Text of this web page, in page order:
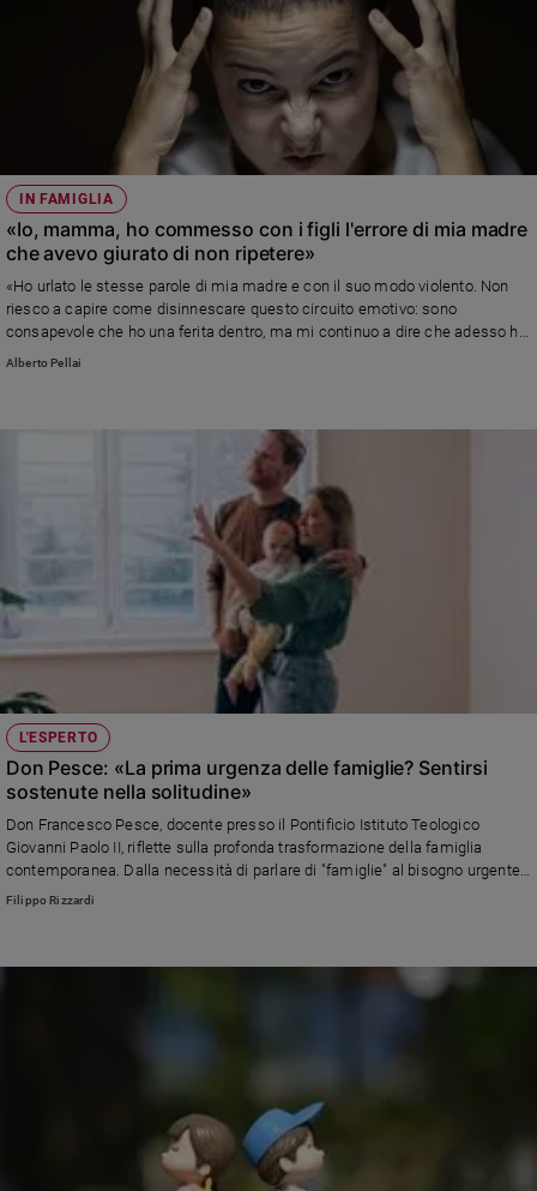
IN FAMIGLIA
«Io, mamma, ho commesso con i figli l'errore di mia madre
che avevo giurato di non ripetere»
«Ho urlato le stesse parole di mia madre e con il suo modo violento. Non
riesco a capire come disinnescare questo circuito emotivo: sono
consapevole che ho una ferita dentro, ma mi continuo a dire che adesso ho
la mia famiglia ed è tutto passato. Mi sento destabilizzata.» Leggi la
Alberto Pellai
L'ESPERTO
Don Pesce: «La prima urgenza delle famiglie? Sentirsi
sostenute nella solitudine»
Don Francesco Pesce, docente presso il Pontificio Istituto Teologico
Giovanni Paolo II, riflette sulla profonda trasformazione della famiglia
contemporanea. Dalla necessità di parlare di "famiglie" al bisogno urgente
di superare l'isolamento e sviluppare competenze specifiche per la cura
Filippo Rizzardi